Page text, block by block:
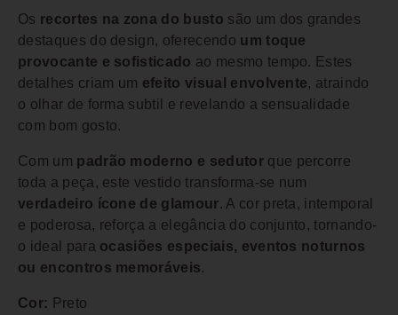
Os recortes na zona do busto são um dos grandes
destaques do design, oferecendo um toque
provocante e sofisticado ao mesmo tempo. Estes
detalhes criam um efeito visual envolvente, atraindo
o olhar de forma subtil e revelando a sensualidade
com bom gosto.
Com um padrão moderno e sedutorque percorre
toda a peça, este vestido transforma-se num
verdadeiro ícone de glamour. A cor preta, intemporal
e poderosa, reforça a elegância do conjunto, tornando-
o ideal para ocasiões especiais, eventos noturnos
ou encontros memoráveis.
Cor: Preto